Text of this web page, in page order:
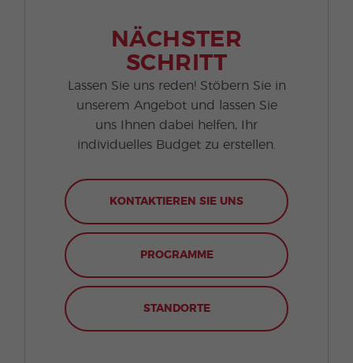
NÄCHSTER
SCHRITT
Lassen Sie uns reden! Stöbern Sie in
unserem Angebot und lassen Sie
uns Ihnen dabei helfen, Ihr
individuelles Budget zu erstellen.
KONTAKTIEREN SIE UNS
PROGRAMME
STANDORTE